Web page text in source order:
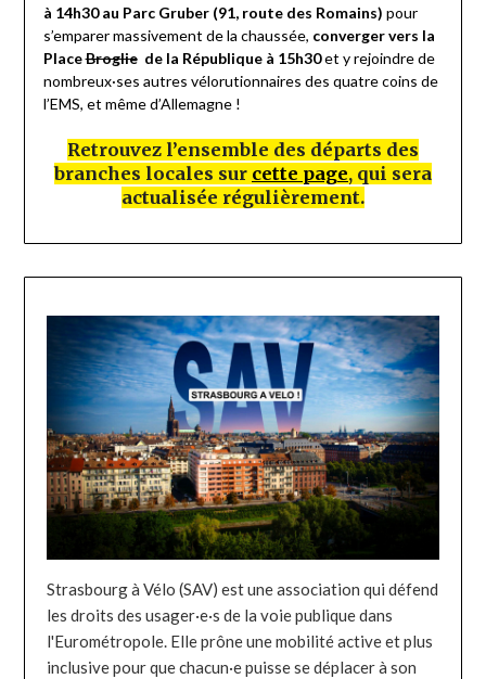
à 14h30 au Parc Gruber (91, route des Romains) pour
s’emparer massivement de la chaussée, converger vers la
PlaceBrogliede la République à 15h30et y rejoindre de
nombreux·ses autres vélorutionnaires des quatre coins de
l’EMS, et même d’Allemagne !
Retrouvez l’ensemble des départs des
branches locales sur cette page, qui sera
actualisée régulièrement.
Strasbourg à Vélo (SAV) est une association qui défend
les droits des usager·e·s de la voie publique dans
l'Eurométropole. Elle prône une mobilité active et plus
inclusive pour que chacun·e puisse se déplacer à son